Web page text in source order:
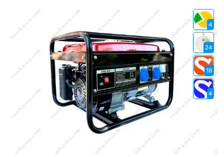
4
24
18
4